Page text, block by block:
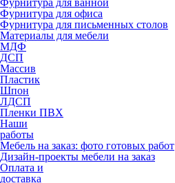
Фурнитура для ванной
Фурнитура для офиса
Фурнитура для письменных столов
Материалы для мебели
МДФ
ДСП
Массив
Пластик
Шпон
ЛДСП
Пленки ПВХ
Наши
работы
Мебель на заказ: фото готовых работ
Дизайн-проекты мебели на заказ
Оплата и
доставка